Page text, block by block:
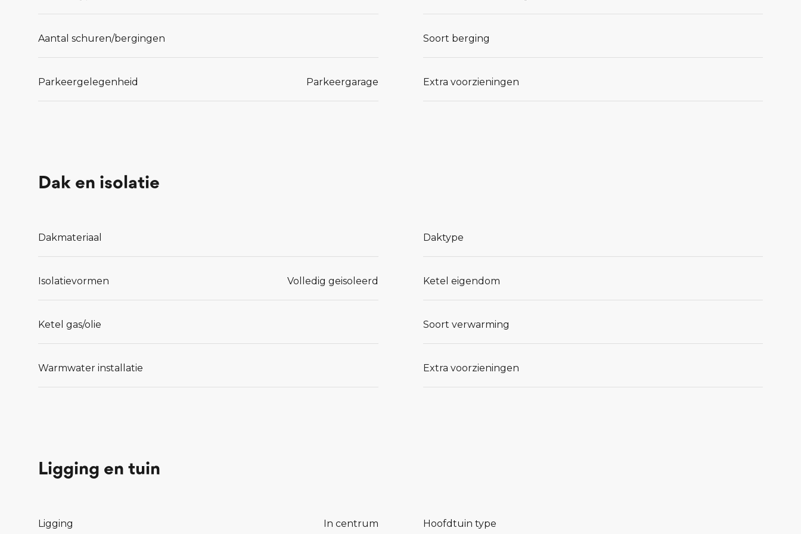
Aantal schuren/bergingen Soort berging
Parkeergelegenheid Parkeergarage Extra voorzieningen
Dak en isolatie
Dakmateriaal Daktype
Isolatievormen Volledig geisoleerd Ketel eigendom
Ketel gas/olie Soort verwarming
Warmwater installatie Extra voorzieningen
Ligging en tuin
Ligging In centrum Hoofdtuin type